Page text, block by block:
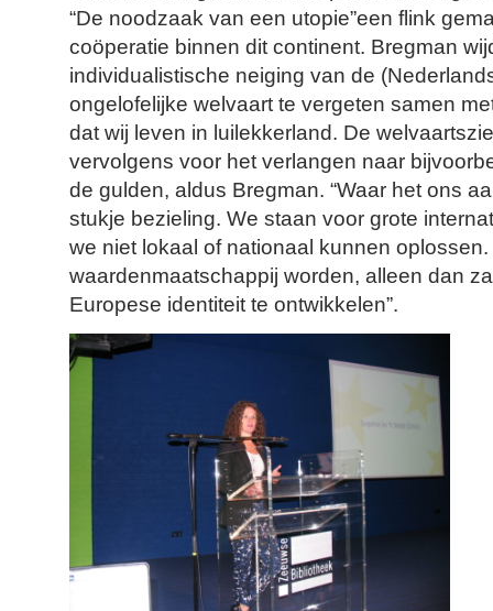
“De noodzaak van een utopie”een flink
coöperatie binnen dit continent. Bregman
individualistische neiging van de
ongelofelijke welvaart te vergeten samen
dat wij leven in luilekkerland. De
vervolgens voor het verlangen naar
de gulden, aldus Bregman. “Waar het ons
stukje bezieling. We staan voor grote
we niet lokaal of nationaal kunnen
waardenmaatschappij worden, alleen dan
Europese identiteit te ontwikkelen”.